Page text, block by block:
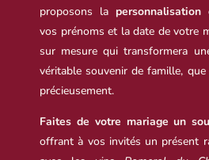
proposons la
vos prénoms et la date de votre
sur mesure qui transformera
véritable souvenir de famille,
précieusement.
Faites de votre mariage un
offrant à vos invités un présent